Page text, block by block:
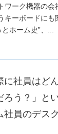
ワーク機器の
キーボードにも
ホーム史”、...
社員はど
う？」と
員のデス